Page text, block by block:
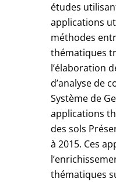
études
applications
méthodes
thématiques
l’élaboration
d’analyse de
Système de
applications
des sols
à 2015. Ces
thématiques